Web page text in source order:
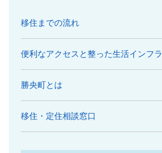
移住までの流れ
便利なアクセスと整った生活インフラ
勝央町とは
移住・定住相談窓口